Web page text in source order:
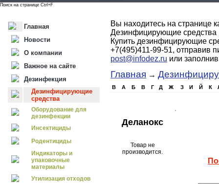
Поиск на странице Ctrl+F
Главная
Новости
О компании
Важное на сайте
Дезинфекция
Дезинфицирующие
средства
Оборудование для
дезинфекции
Инсектициды
Родентициды
Индикаторы и
упаковочные
материалы
Утилизация отходов
Вы находитесь на странице
Дезинфицирующие средства
Купить дезинфицирующие
+7(495)411-99-51, отправив
post@infodez.ru или
Главная →
B А Б В Г Д Ж З И Й К
Деланокс
Товар не
производится.